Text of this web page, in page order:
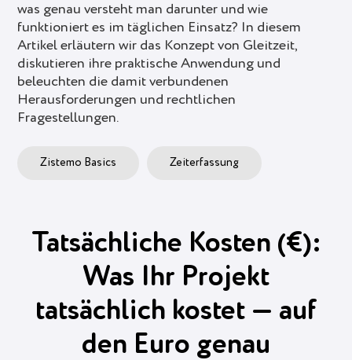
was genau versteht man darunter und wie
funktioniert es im täglichen Einsatz? In diesem
Artikel erläutern wir das Konzept von Gleitzeit,
diskutieren ihre praktische Anwendung und
beleuchten die damit verbundenen
Herausforderungen und rechtlichen
Fragestellungen.
Zistemo Basics Zeiterfassung
Tatsächliche Kosten (€):
Was Ihr Projekt
tatsächlich kostet — auf
den Euro genau